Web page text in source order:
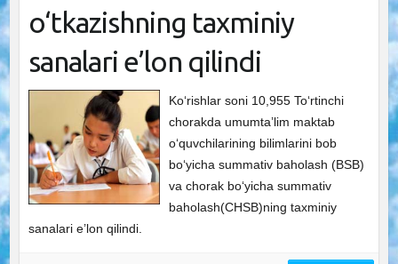
o‘tkazishning taxminiy
sanalari e’lon qilindi
Ko‘rishlar soni 10,955 To‘rtinchi
chorakda umumta’lim maktab
o‘quvchilarining bilimlarini bob
bo‘yicha summativ baholash (BSB)
va chorak bo‘yicha summativ
baholash(CHSB)ning taxminiy
sanalari e’lon qilindi.